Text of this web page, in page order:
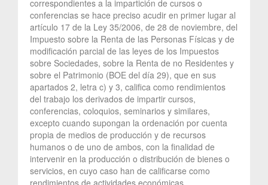
correspondientes a la impartición de cursos o
conferencias se hace preciso acudir en primer lugar al
artículo 17 de la Ley 35/2006, de 28 de noviembre, del
Impuesto sobre la Renta de las Personas Físicas y de
modificación parcial de las leyes de los Impuestos
sobre Sociedades, sobre la Renta de no Residentes y
sobre el Patrimonio (BOE del día 29), que en sus
apartados 2, letra c) y 3, califica como rendimientos
del trabajo los derivados de impartir cursos,
conferencias, coloquios, seminarios y similares,
excepto cuando supongan la ordenación por cuenta
propia de medios de producción y de recursos
humanos o de uno de ambos, con la finalidad de
intervenir en la producción o distribución de bienes o
servicios, en cuyo caso han de calificarse como
rendimientos de actividades económicas.